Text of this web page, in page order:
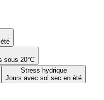
sous 20°C
Stress hydrique
Jours avec sol sec en été